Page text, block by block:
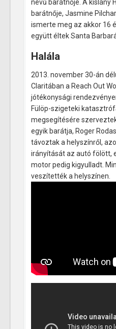
nevű barátnője. A kislány
barátnője, Jasmine
ismerte meg az akkor 16
együtt éltek Santa
Halála
2013. november 30-án
Claritában a Reach Out
jótékonysági
Fülöp-szigeteki
megsegítésére
egyik barátja, Roger
távoztak a helyszínről,
irányítását az autó fölött,
motor pedig kigyulladt.
veszítették a helyszínen.